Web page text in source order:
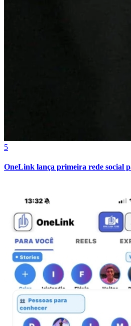
Sport
5
OneLink lança primeira rede social